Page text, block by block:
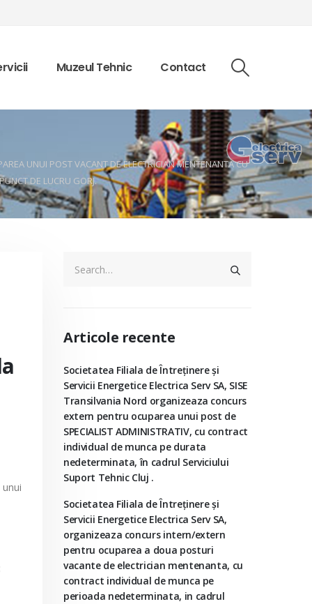
Muzeul Tehnic Contact
UNUI POST VACANT DE ELECTRICIAN MENTENANTA CU
DE LUCRU GORJ.
Articole recente
Societatea Filiala de Întreţinere şi
Servicii Energetice Electrica Serv SA, SISE
Transilvania Nord organizeaza concurs
extern pentru ocuparea unui post de
SPECIALIST ADMINISTRATIV, cu contract
individual de munca pe durata
nedeterminata, în cadrul Serviciului
Suport Tehnic Cluj .
Societatea Filiala de Întreţinere şi
Servicii Energetice Electrica Serv SA,
organizeaza concurs intern/extern
pentru ocuparea a doua posturi
vacante de electrician mentenanta, cu
contract individual de munca pe
perioada nedeterminata, in cadrul